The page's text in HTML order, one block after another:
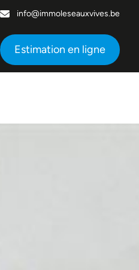
info@immoleseauxvives.be
Estimation en ligne